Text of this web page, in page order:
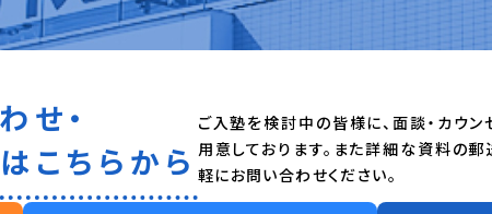
せ・
こちらから
ご入塾を検討中の皆様に、面談・カウ
用意しております。また詳細な資料の郵
軽にお問い合わせください。